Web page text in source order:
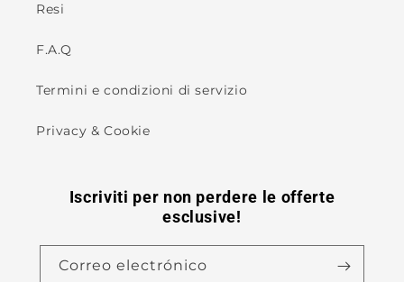
Resi
F.A.Q
Termini e condizioni di servizio
Privacy & Cookie
Iscriviti per non perdere le offerte
esclusive!
Correo electrónico